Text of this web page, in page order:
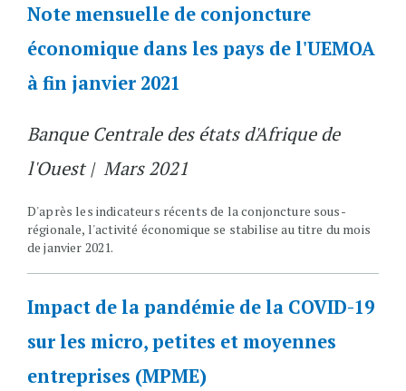
Note mensuelle de conjoncture
économique dans les pays de l'UEMOA
à fin janvier 2021
Banque Centrale des états d'Afrique de
l'Ouest | Mars 2021
D'après les indicateurs récents de la conjoncture sous-
régionale, l'activité économique se stabilise au titre du mois
de janvier 2021.
Impact de la pandémie de la COVID-19
sur les micro, petites et moyennes
entreprises (MPME)